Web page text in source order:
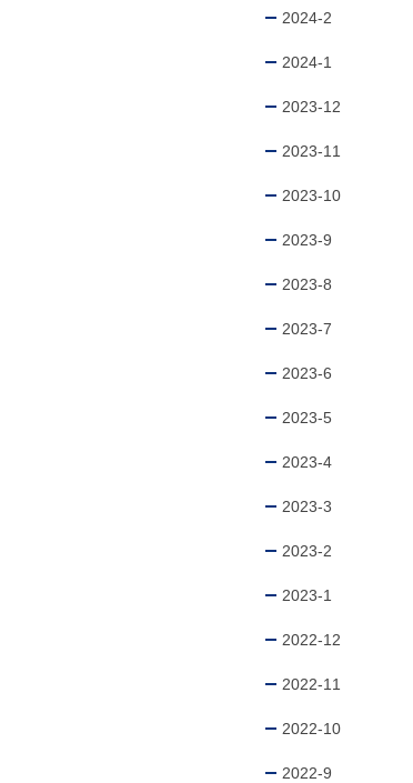
2024-2
2024-1
2023-12
2023-11
2023-10
2023-9
2023-8
2023-7
2023-6
2023-5
2023-4
2023-3
2023-2
2023-1
2022-12
2022-11
2022-10
2022-9